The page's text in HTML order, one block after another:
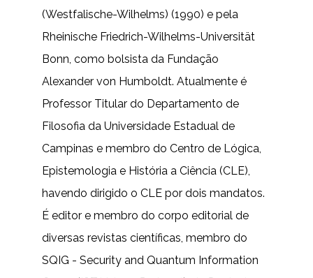
(Westfalische-Wilhelms) (1990) e pela
Rheinische Friedrich-Wilhelms-Universität
Bonn, como bolsista da Fundação
Alexander von Humboldt. Atualmente é
Professor Titular do Departamento de
Filosofia da Universidade Estadual de
Campinas e membro do Centro de Lógica,
Epistemologia e História a Ciência (CLE),
havendo dirigido o CLE por dois mandatos.
É editor e membro do corpo editorial de
diversas revistas científicas, membro do
SQIG - Security and Quantum Information